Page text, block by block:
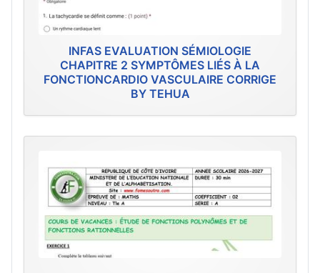
INFAS EVALUATION SÉMIOLOGIE
CHAPITRE 2 SYMPTÔMES LIÉS À LA
FONCTIONCARDIO VASCULAIRE CORRIGE
BY TEHUA